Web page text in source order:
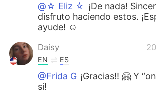
@☆ Eliz ☆ ¡De nada!
disfruto haciendo estos.
ayude! ☺️
Daisy
EN ES
@Frida G ¡Gracias!! 🤗 Y
sí!